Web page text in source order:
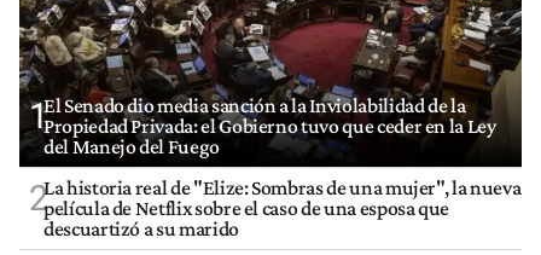
1El Senado dio media sanción a la Inviolabilidad de la
Propiedad Privada: el Gobierno tuvo que ceder en la Ley
del Manejo del Fuego
2La historia real de "Elize: Sombras de una mujer", la nueva
película de Netflix sobre el caso de una esposa que
descuartizó a su marido